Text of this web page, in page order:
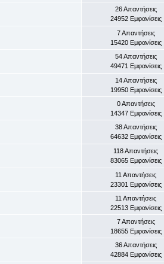
26 Απαντήσεις
24952 Εμφανίσεις
7 Απαντήσεις
15420 Εμφανίσεις
54 Απαντήσεις
49471 Εμφανίσεις
14 Απαντήσεις
19950 Εμφανίσεις
0 Απαντήσεις
14347 Εμφανίσεις
38 Απαντήσεις
64632 Εμφανίσεις
118 Απαντήσεις
83065 Εμφανίσεις
11 Απαντήσεις
23301 Εμφανίσεις
11 Απαντήσεις
22513 Εμφανίσεις
7 Απαντήσεις
18655 Εμφανίσεις
36 Απαντήσεις
42884 Εμφανίσεις